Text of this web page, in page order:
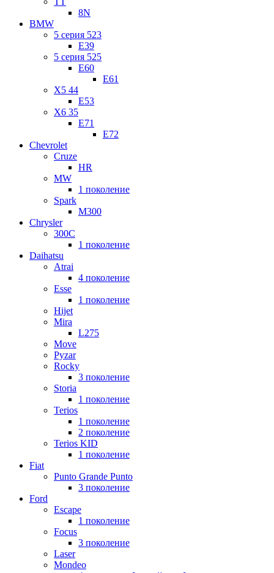
8N
BMW
5 серия 523
E39
5 серия 525
E60
E61
X5 44
E53
X6 35
E71
E72
Chevrolet
Cruze
HR
MW
1 поколение
Spark
M300
Chrysler
300C
1 поколение
Daihatsu
Atrai
4 поколение
Esse
1 поколение
Hijet
Mira
L275
Move
Pyzar
Rocky
3 поколение
Storia
1 поколение
Terios
1 поколение
2 поколение
Terios KID
1 поколение
Fiat
Punto Grande Punto
3 поколение
Ford
Escape
1 поколение
Focus
3 поколение
Laser
Mondeo